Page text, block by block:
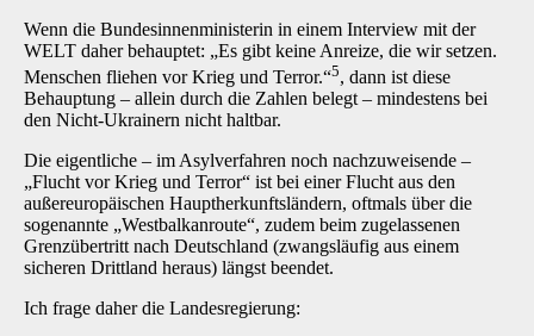
Wenn die Bundesinnenministerin in einem Interview mit der
WELT daher behauptet: „Es gibt keine Anreize, die wir setzen.
Menschen fliehen vor Krieg und Terror.“5, dann ist diese
Behauptung – allein durch die Zahlen belegt – mindestens bei
den Nicht-Ukrainern nicht haltbar.
Die eigentliche – im Asylverfahren noch nachzuweisende –
„Flucht vor Krieg und Terror“ ist bei einer Flucht aus den
außereuropäischen Hauptherkunftsländern, oftmals über die
sogenannte „Westbalkanroute“, zudem beim zugelassenen
Grenzübertritt nach Deutschland (zwangsläufig aus einem
sicheren Drittland heraus) längst beendet.
Ich frage daher die Landesregierung: